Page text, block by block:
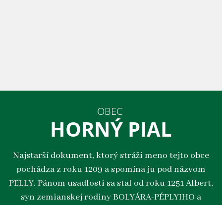
OBEC
HORNÝ PIAL
Najstarší dokument, ktorý stráži meno tejto obce
pochádza z roku 1209 a spomína ju pod názvom
PELLY. Pánom usadlosti sa stal od roku 1251 Albert,
syn zemianskej rodiny BOLYÁRA-PÉPLYIHO a